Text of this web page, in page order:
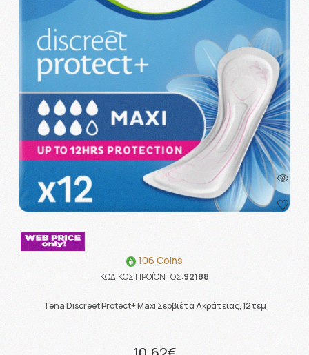
106 Coins
ΚΩΔΙΚΟΣ ΠΡΟΪΟΝΤΟΣ:92188
Tena Discreet Protect+ Maxi Σερβιέτα Ακράτειας, 12τεμ